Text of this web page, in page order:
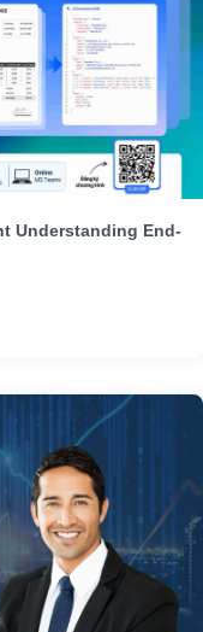
Understanding End-